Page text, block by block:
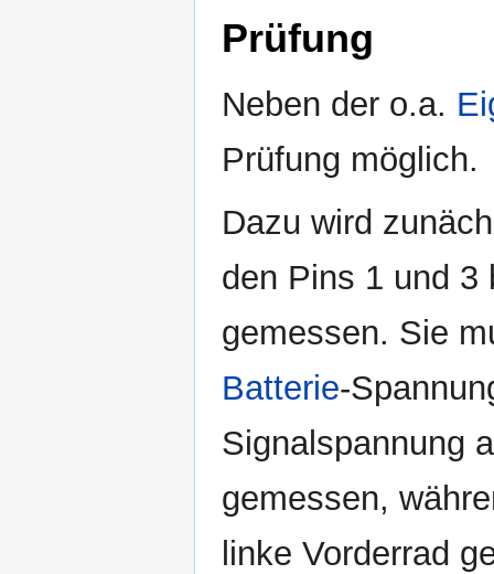
Prüfung
Neben der o.a.
Prüfung möglich.
Dazu wird
den Pins 1 und
gemessen. Sie
Batterie-
Signalspannung
gemessen,
linke Vorderrad